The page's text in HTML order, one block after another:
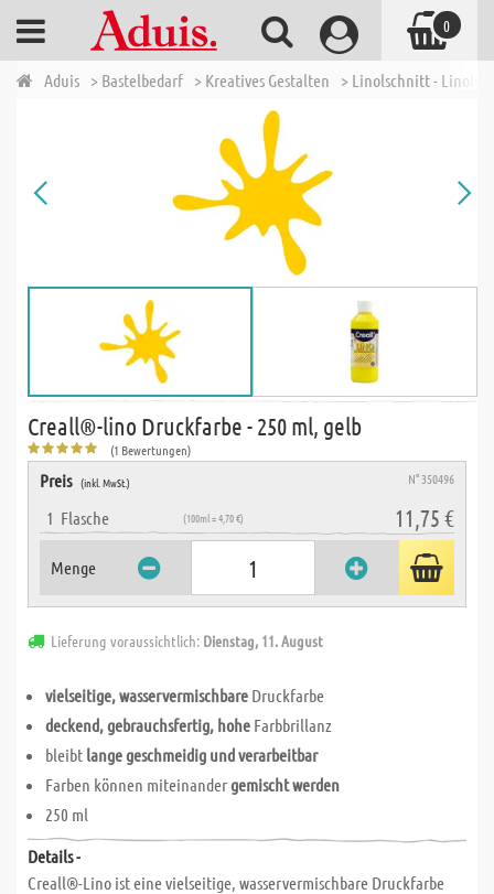
Aduis > Bastelbedarf > Kreatives Gestalten > Linolschnitt -
Creall®-lino Druckfarbe - 250 ml, gelb
(1 Bewertungen)
Preis (inkl. MwSt.) N° 350496
1 Flasche (100ml = 4,70 €) 11,75 €
Menge
Lieferung voraussichtlich: Dienstag, 11. August
vielseitige, wasservermischbare Druckfarbe
deckend, gebrauchsfertig, hohe Farbbrillanz
bleibt lange geschmeidig und verarbeitbar
Farben können miteinandergemischt werden
250 ml
Details -
Creall®-Lino ist eine vielseitige, wasservermischbare Druckfarbe
0